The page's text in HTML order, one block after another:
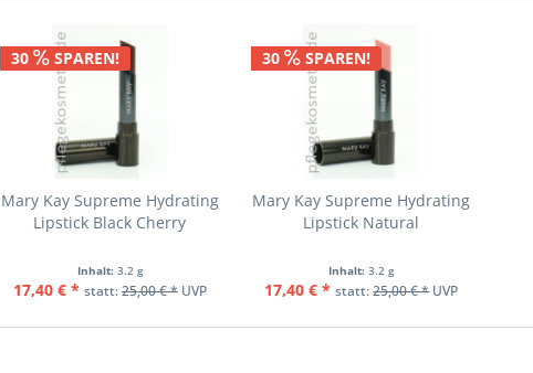
30 SPAREN!
Mary Kay Supreme Hydrating
Lipstick Black Cherry
Inhalt: 3.2 g
17,40 € * statt:25,00 € *UVP
30 SPAREN!
Mary Kay Supreme Hydrating
Lipstick Natural
Inhalt:3.2 g
17,40 € * statt:25,00 € *UVP